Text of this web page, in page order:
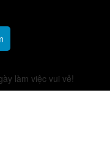
làm việc vui vẻ!